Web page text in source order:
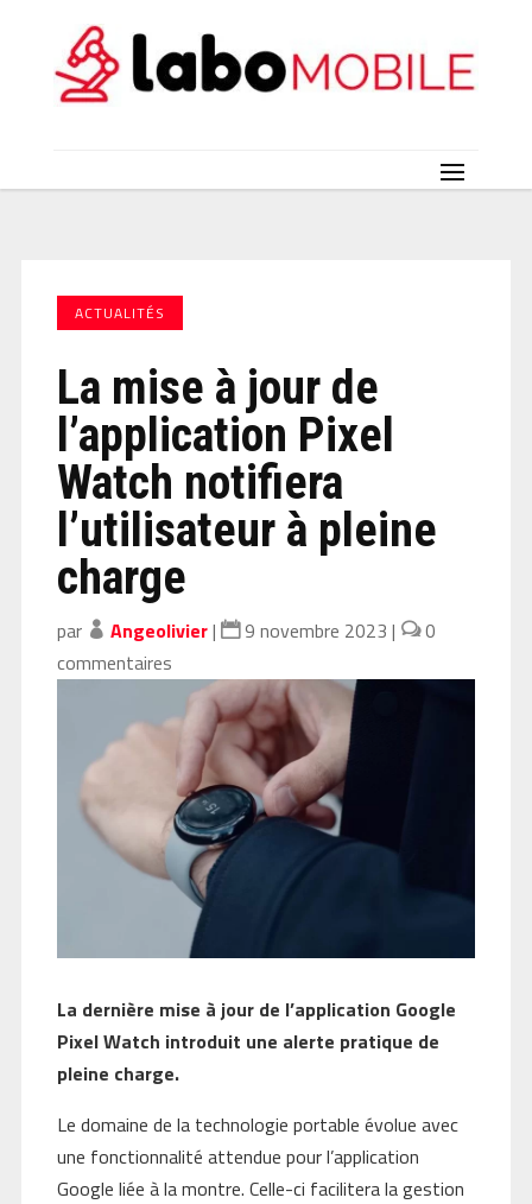
ACTUALITÉS
La mise à jour de
l’application Pixel
Watch notifiera
l’utilisateur à pleine
charge
par Angeolivier| 9 novembre 2023 |
0
commentaires
La dernière mise à jour de l’application Google
Pixel Watch introduit une alerte pratique de
pleine charge.
Le domaine de la technologie portable évolue avec
une fonctionnalité attendue pour l’application
Google liée à la montre. Celle-ci facilitera la gestion